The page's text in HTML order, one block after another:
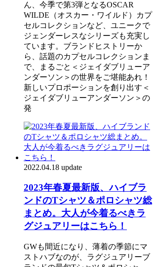
ん、今季で第3弾となるOSCAR
WILDE（オスカー・ワイルド）カプ
セルコレクションなど、ユニークで
ジェンダーレスなシリーズも充実し
ています。ブランドヒストリーか
ら、話題のカプセルコレクションま
で、まるごと＜ジェイダブリューア
ンダーソン＞の世界をご堪能あれ！
新しいプロポーションを創り出す＜
ジェイダブリューアンダーソン＞の
発
2022.04.18 update
2023年春夏最新版、ハイブラ
ンドのTシャツ＆ポロシャツ総
まとめ。大人が今着るべきラ
グジュアリーはこちら！
GWも間近になり、薄着の季節にマ
ストハブなのが、ラグジュアリーブ